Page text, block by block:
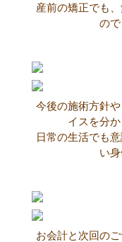
産前の矯正でも
の
今後の施術方針
イスを分
日常の生活でも
い
お会計と次回の